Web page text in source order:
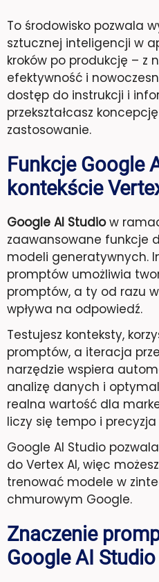
To środowisko pozwala
sztucznej inteligencji w
kroków po produkcję – z
efektywność i
dostęp do instrukcji i
przekształcasz
zastosowanie.
Funkcje Google
kontekście
Google AI Studiow
zaawansowane funkcje
modeli generatywnych.
promptów umożliwia
promptów, a ty od razu
wpływa na odpowiedź.
Testujesz konteksty,
promptów, a iteracja
narzędzie wspiera
analizę danych i
realna wartość dla
liczy się tempo i
Google AI Studio
do Vertex AI, więc
trenować modele w
chmurowym Google.
Znaczenie
Google AI Studio